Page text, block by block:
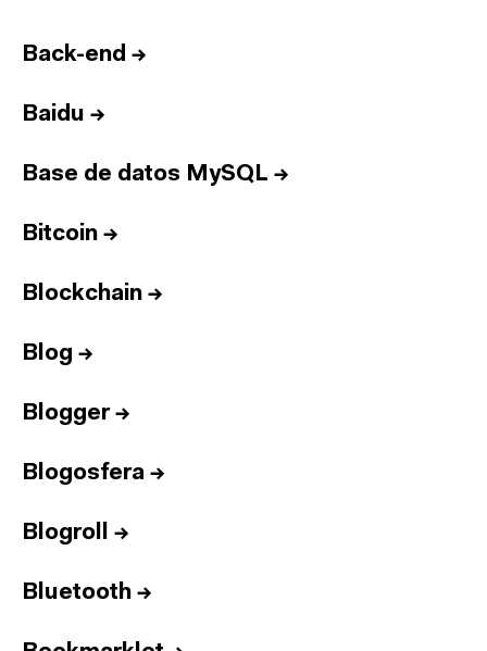
Back-end →
Baidu →
Base de datos MySQL →
Bitcoin →
Blockchain →
Blog →
Blogger→
Blogosfera →
Blogroll →
Bluetooth →